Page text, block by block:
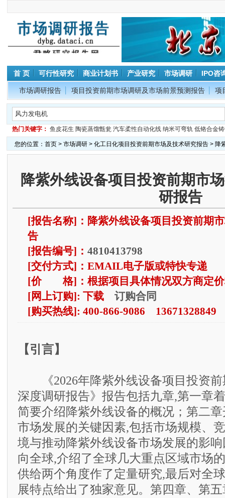
首 页 可行性研究 商业计划书 产业研究 市场调研 IPO咨
市场调研报告 项目投资前期市场调研及市场前景预测报告 项
热门关键字： 鱼皮花生 陶瓷蒸馏甑瓮 汽车柔性自动化线 纳米可弯轨 低铬合金
您的位置： 首页> 市场调研> 化工日化项目投资前期市场及技术研究报告> 降
降紫外线设备项目投资前期市
研报告
[报告名称]：降紫外线设备项目投资前期
告
[报告编号]： 4810413798
[交付方式]：EMAIL电子版或特快专递
[价 格]：根据项目具体情况双方商定
[网上订购]: 下载 订购合同
[购买热线]: 400-866-9086 13671328849
【引言】
《2026年降紫外线设备项目投资前
深度调研报告》报告包括九章,第一章
简要介绍降紫外线设备的概况；第二
市场发展的关键因素,包括市场规模、
境与推动降紫外线设备市场发展的影
向全球,介绍了全球几大重点区域市场
供给两个角度作了定量研究,最后对全
展特点给出了独家意见。第四章、第